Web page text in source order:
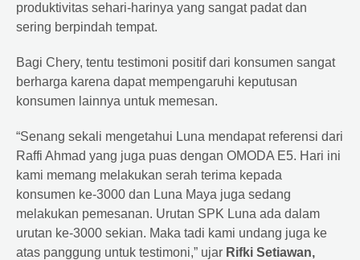
produktivitas sehari-harinya yang sangat padat dan
sering berpindah tempat.
Bagi Chery, tentu testimoni positif dari konsumen sangat
berharga karena dapat mempengaruhi keputusan
konsumen lainnya untuk memesan.
“Senang sekali mengetahui Luna mendapat referensi dari
Raffi Ahmad yang juga puas dengan OMODA E5. Hari ini
kami memang melakukan serah terima kepada
konsumen ke-3000 dan Luna Maya juga sedang
melakukan pemesanan. Urutan SPK Luna ada dalam
urutan ke-3000 sekian. Maka tadi kami undang juga ke
atas panggung untuk testimoni,” ujar Rifki Setiawan,